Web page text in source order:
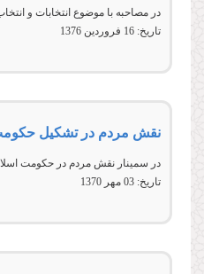
در مصاحبه با موضوع انتخابات و
تاریخ: 16 فروردين 1376
نقش مردم در تشکیل
در سمینار نقش مردم در حکومت
تاریخ: 03 مهر 1370